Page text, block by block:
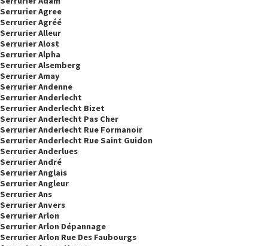
Serrurier Agree
Serrurier Agréé
Serrurier Alleur
Serrurier Alost
Serrurier Alpha
Serrurier Alsemberg
Serrurier Amay
Serrurier Andenne
Serrurier Anderlecht
Serrurier Anderlecht Bizet
Serrurier Anderlecht Pas Cher
Serrurier Anderlecht Rue Formanoir
Serrurier Anderlecht Rue Saint Guidon
Serrurier Anderlues
Serrurier André
Serrurier Anglais
Serrurier Angleur
Serrurier Ans
Serrurier Anvers
Serrurier Arlon
Serrurier Arlon Dépannage
Serrurier Arlon Rue Des Faubourgs